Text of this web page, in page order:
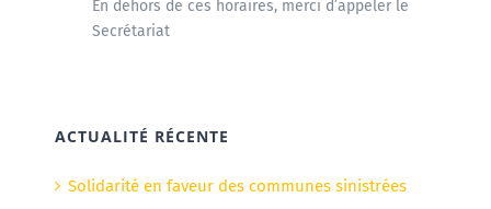
En dehors de ces horaires, merci d’appeler le
Secrétariat
ACTUALITÉ RÉCENTE
Solidarité en faveur des communes sinistrées